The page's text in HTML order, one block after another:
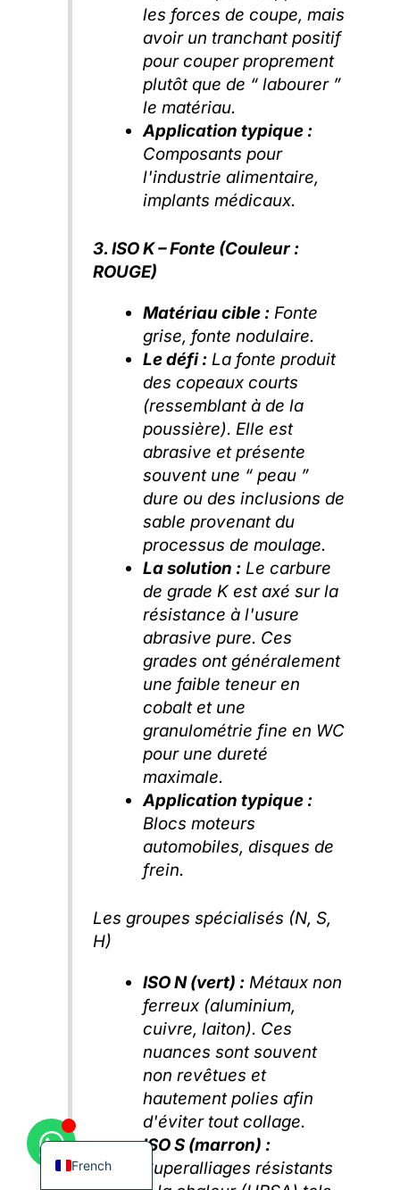
les forces de coupe, mais
avoir un tranchant positif
pour couper proprement
plutôt que de “ labourer ”
le matériau.
Application typique :
Composants pour
l'industrie alimentaire,
implants médicaux.
3. ISO K – Fonte (Couleur :
ROUGE)
Matériau cible :Fonte
grise, fonte nodulaire.
Le défi :La fonte produit
des copeaux courts
(ressemblant à de la
poussière). Elle est
abrasive et présente
souvent une “ peau ”
dure ou des inclusions de
sable provenant du
processus de moulage.
La solution :Le carbure
de grade K est axé sur la
résistance à l'usure
abrasive pure. Ces
grades ont généralement
une faible teneur en
cobalt et une
granulométrie fine en WC
pour une dureté
maximale.
Application typique :
Blocs moteurs
automobiles, disques de
frein.
Les groupes spécialisés (N, S,
H)
ISO N (vert) :Métaux non
ferreux (aluminium,
cuivre, laiton). Ces
nuances sont souvent
non revêtues et
hautement polies afin
d'éviter tout collage.
ISO S (marron) :
Superalliages résistants
French
English
German